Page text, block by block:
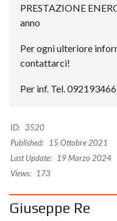
PRESTAZIONE
anno
Per ogni ulteriore
contattarci!
Per inf. Tel.
ID: 3520
Published:
15 Ottobre 2021
Last Update:
19 Marzo 2024
Views:
173
Giuseppe Re